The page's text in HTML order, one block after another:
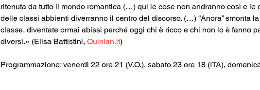
ritenuta da tutto il mondo romantica (…) qui le cose non andranno così e le
delle classi abbienti diverranno il centro del discorso. (…) “Anora” smonta
classe, diventate ormai abissi perché oggi chi è ricco e chi non lo è fanno
diversi.» (Elisa Battistini, Quinlan.it)
Programmazione: venerdì 22 ore 21 (V.O.), sabato 23 ore 18 (ITA),